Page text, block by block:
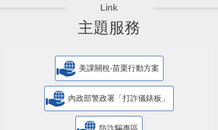
主題服務
美課關稅-苗栗行動方案
內政部警政署「打詐儀錶板」
防詐騙專區